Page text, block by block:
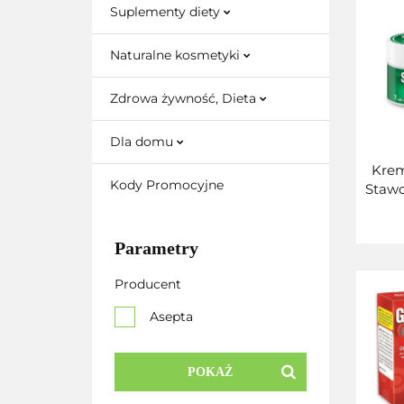
Suplementy diety
Naturalne kosmetyki
Zdrowa żywność, Dieta
Dla domu
Kody Promocyjne
Parametry
Producent
Asepta
POKAŻ